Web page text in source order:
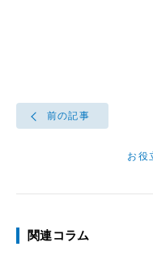
前の記事
お役
関連コラム